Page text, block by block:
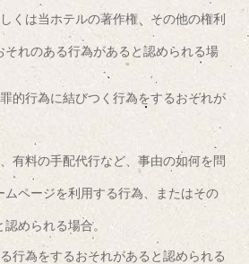
くは当ホテルの著作権、その他の権利
それのある行為があると認められる場
的行為に結びつく行為をするおそれが
有料の手配代行など、事由の如何を問
ムページを利用する行為、またはその
められる場合。
行為をするおそれがあると認められる